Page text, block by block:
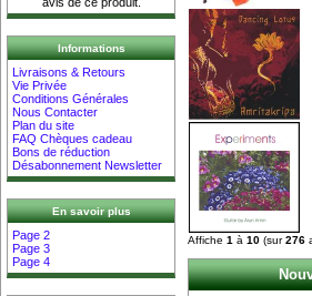
Informations
Livraisons & Retours
Vie Privée
Conditions Générales
Nous Contacter
Plan du site
FAQ Chèques cadeau
Bons de réduction
Désabonnement Newsletter
En savoir plus
Page 2
Page 3
Page 4
Affiche 1 à 10 (sur276